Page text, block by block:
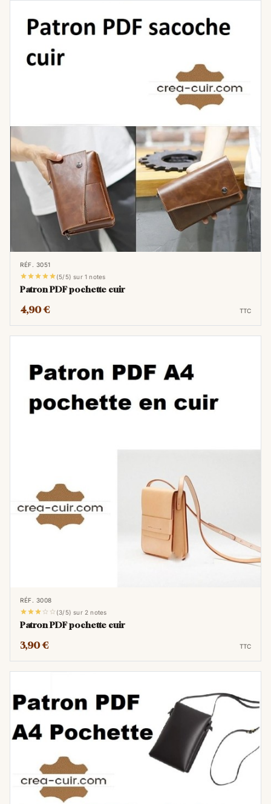
RÉF. 3051
(5/5) sur 1 notes
Patron PDF pochette cuir
4,90 € TTC
RÉF. 3008
   (3/5) sur 2 notes
Patron PDF pochette cuir
3,90 € TTC